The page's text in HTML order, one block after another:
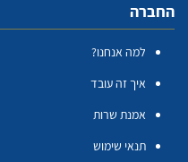
החברה
למה אנחנו?
איך זה עובד
אמנת שרות
תנאי שימוש